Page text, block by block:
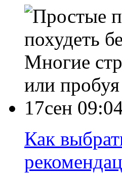
Многие
или
17сен
Как